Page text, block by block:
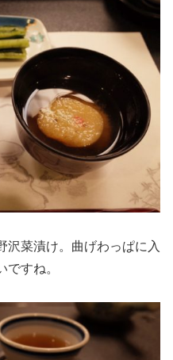
沢菜漬け。曲げわっぱに入
すね。